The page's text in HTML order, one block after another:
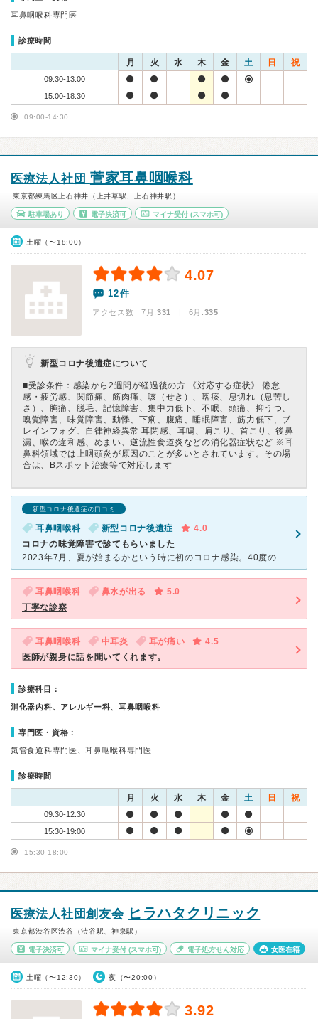
耳鼻咽喉科専門医
診療時間
月 火 水 木 金 土 日 祝
09:30-13:00
15:00-18:30
09:00-14:30
医療法人社団 菅家耳鼻咽喉科
東京都練馬区上石神井（上井草駅、上石神井駅）
駐車場あり 電子決済可 マイナ受付 (スマホ可)
土曜（〜18:00）
4.07
12件
アクセス数 7月:331 | 6月:335
新型コロナ後遺症について
■受診条件：感染から2週間が経過後の方 《対応する症状》 倦怠
感・疲労感、関節痛、筋肉痛、咳（せき）、喀痰、息切れ（息苦し
さ）、胸痛、脱毛、記憶障害、集中力低下、不眠、頭痛、抑うつ、
嗅覚障害、味覚障害、動悸、下痢、腹痛、睡眠障害、筋力低下、ブ
レインフォグ、自律神経異常 耳閉感、耳鳴、肩こり、首こり、後鼻
漏、喉の違和感、めまい、逆流性食道炎などの消化器症状など ※耳
鼻科領域では上咽頭炎が原因のことが多いとされています。その場
合は、Bスポット治療等で対応します
新型コロナ後遺症の口コミ
耳鼻咽喉科 新型コロナ後遺症
4.0
コロナの味覚障害で診てもらいました
2023年7月、夏が始まるかという時に初のコロナ感染。40度の高熱を5日間耐え何とか病状が上向きになった頃でした。 ろくに食もとれずいましたが少し食欲が出てきた頃。チェーン店のにぎりを食べると不思議
耳鼻咽喉科 鼻水が出る
5.0
丁寧な診察
耳鼻咽喉科 中耳炎 耳が痛い
4.5
医師が親身に話を聞いてくれます。
診療科目：
消化器内科、アレルギー科、耳鼻咽喉科
専門医・資格：
気管食道科専門医、耳鼻咽喉科専門医
診療時間
月 火 水 木 金 土 日 祝
09:30-12:30
15:30-19:00
15:30-18:00
医療法人社団創友会 ヒラハタクリニック
東京都渋谷区渋谷（渋谷駅、神泉駅）
電子決済可 マイナ受付(スマホ可) 電子処方せん対応 女医在籍
土曜（〜12:30） 夜（〜20:00）
3.92